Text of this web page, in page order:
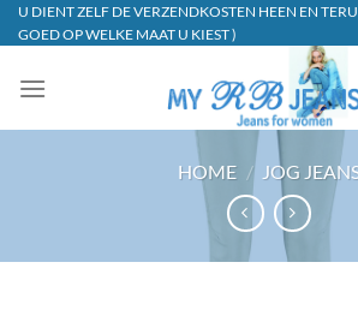
Ga
naar
U DIENT ZELF DE VERZENDKOSTEN HEEN EN
GOED OP WELKE MAAT U KIEST )
HOME / JOG